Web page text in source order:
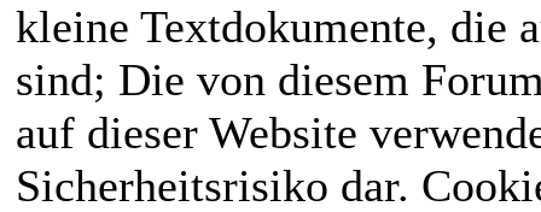
kleine Textdokumente, die
sind; Die von diesem
auf dieser Website
Sicherheitsrisiko dar.